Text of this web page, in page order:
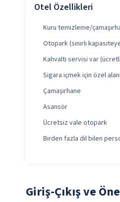
Otel Özellikleri
Kuru temizleme/
Otopark (sınırlı
Kahvaltı servisi var
Sigara içmek için özel
Çamaşırhane
Asansör
Ücretsiz vale otopark
Birden fazla dil bilen
Giriş-Çıkış ve